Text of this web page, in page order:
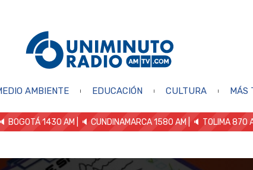
AMBIENTE EDUCACIÓN CULTURA MÁS
BOGOTÁ 1430 AM | 🔈 CUNDINAMARCA 1580 AM | 🔈 TOLIMA 870